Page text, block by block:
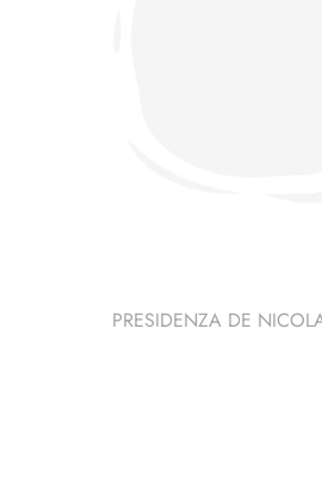
PRESIDENZA DE